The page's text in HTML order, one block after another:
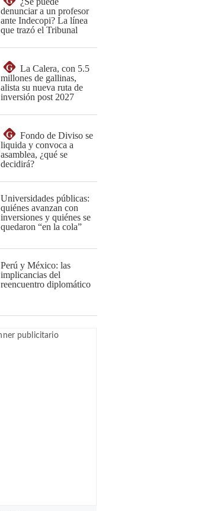
denunciar a un profesor
ante Indecopi? La línea
que trazó el Tribunal
G
La Calera, con 5.5
millones de gallinas,
alista su nueva ruta de
inversión post 2027
G
Fondo de Diviso se
liquida y convoca a
asamblea, ¿qué se
decidirá?
Universidades públicas:
quiénes avanzan con
inversiones y quiénes se
quedaron “en la cola”
Perú y México: las
implicancias del
reencuentro diplomático